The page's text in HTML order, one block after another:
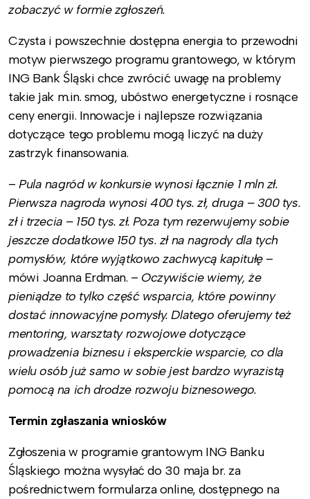
zobaczyć w formie zgłoszeń.
Czysta i powszechnie dostępna energia to przewodni
motyw pierwszego programu grantowego, w którym
ING Bank Śląski chce zwrócić uwagę na problemy
takie jak m.in. smog, ubóstwo energetyczne i rosnące
ceny energii. Innowacje i najlepsze rozwiązania
dotyczące tego problemu mogą liczyć na duży
zastrzyk finansowania.
– Pula nagród w konkursie wynosi łącznie 1 mln zł.
Pierwsza nagroda wynosi 400 tys. zł, druga – 300 tys.
zł i trzecia – 150 tys. zł. Poza tym rezerwujemy sobie
jeszcze dodatkowe 150 tys. zł na nagrody dla tych
pomysłów, które wyjątkowo zachwycą kapitułę–
mówi Joanna Erdman. – Oczywiście wiemy, że
pieniądze to tylko część wsparcia, które powinny
dostać innowacyjne pomysły. Dlatego oferujemy też
mentoring, warsztaty rozwojowe dotyczące
prowadzenia biznesu i eksperckie wsparcie, co dla
wielu osób już samo w sobie jest bardzo wyrazistą
pomocą na ich drodze rozwoju biznesowego.
Termin zgłaszania wniosków
Zgłoszenia w programie grantowym ING Banku
Śląskiego można wysyłać do 30 maja br. za
pośrednictwem formularza online, dostępnego na